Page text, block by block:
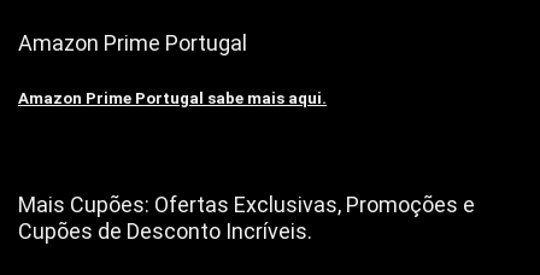
Amazon Prime Portugal
Amazon Prime Portugal sabe mais aqui.
Mais Cupões: Ofertas Exclusivas, Promoções e
Cupões de Desconto Incríveis.